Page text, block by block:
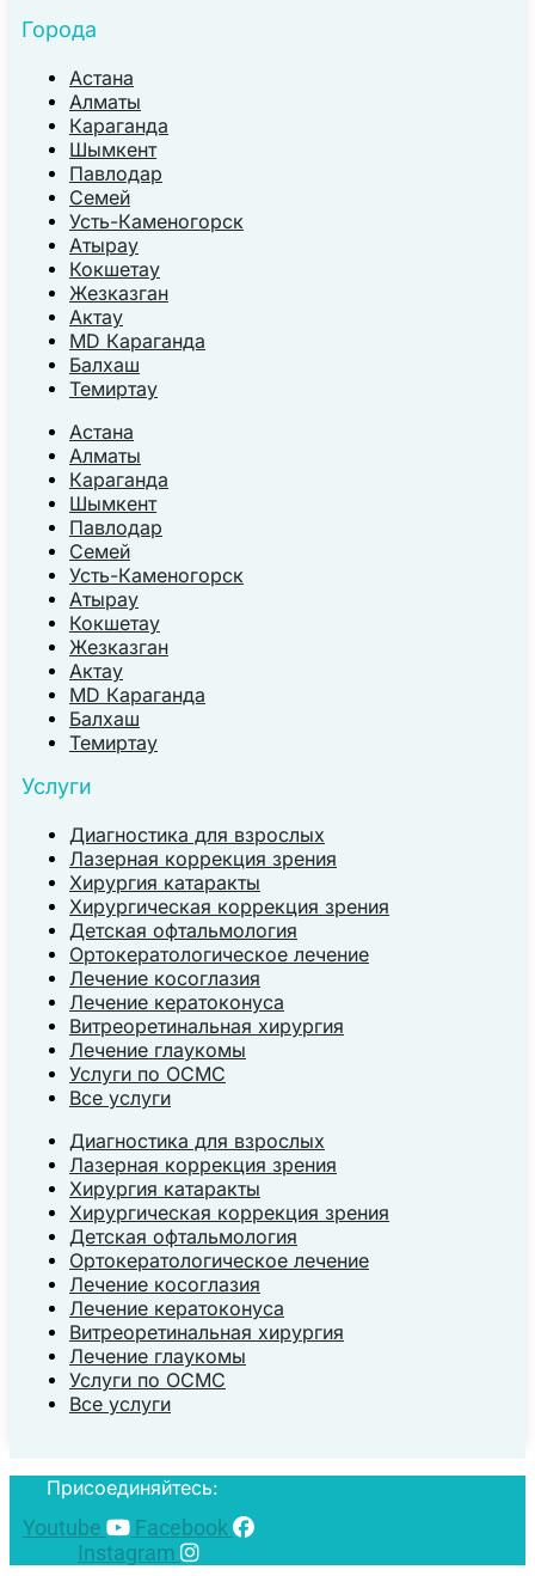
Города
Астана
Алматы
Караганда
Шымкент
Павлодар
Семей
Усть-Каменогорск
Атырау
Кокшетау
Жезказган
Актау
MD Караганда
Балхаш
Темиртау
Астана
Алматы
Караганда
Шымкент
Павлодар
Семей
Усть-Каменогорск
Атырау
Кокшетау
Жезказган
Актау
MD Караганда
Балхаш
Темиртау
Услуги
Диагностика для взрослых
Лазерная коррекция зрения
Хирургия катаракты
Хирургическая коррекция зрения
Детская офтальмология
Ортокератологическое лечение
Лечение косоглазия
Лечение кератоконуса
Витреоретинальная хирургия
Лечение глаукомы
Услуги по ОСМС
Все услуги
Диагностика для взрослых
Лазерная коррекция зрения
Хирургия катаракты
Хирургическая коррекция зрения
Детская офтальмология
Ортокератологическое лечение
Лечение косоглазия
Лечение кератоконуса
Витреоретинальная хирургия
Лечение глаукомы
Услуги по ОСМС
Все услуги
Присоединяйтесь:
Youtube
Facebook
Instagram